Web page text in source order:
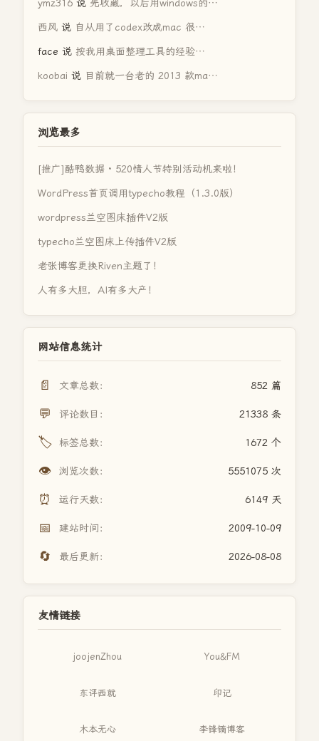
ymz316 说 先收藏，以后用windows的…
西风 说 自从用了codex改成mac 很…
face 说 按我用桌面整理工具的经验…
koobai 说 目前就一台老的 2013 款ma…
浏览最多
[推广]酷鸭数据 · 520情人节特别活动机来啦！
WordPress首页调用typecho教程（1.3.0版）
wordpress兰空图床插件V2版
typecho兰空图床上传插件V2版
老张博客更换Riven主题了！
人有多大胆，AI有多大产！
网站信息统计
📄 文章总数： 852 篇
💬 评论数目： 21338 条
🏷️ 标签总数： 1672 个
👁️ 浏览次数： 5551075 次
⏰ 运行天数： 6149 天
📅 建站时间： 2009-10-09
🔄 最后更新： 2026-08-08
友情链接
joojenZhou You&FM
东评西就 印记
木本无心 李锋镝博客